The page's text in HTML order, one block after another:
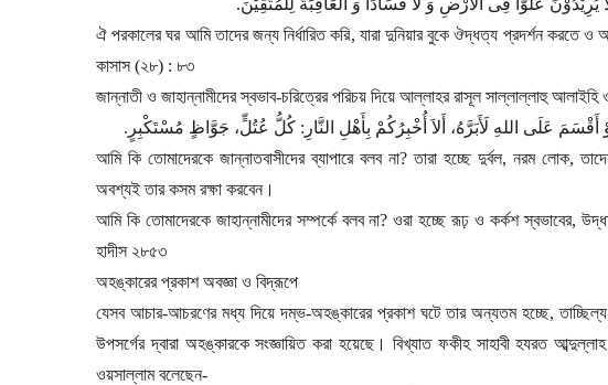
یُرِیْدُوْنَ عُلُوًّا فِی الْاَرْضِ وَ لَا فَسَادًا وَ الْعَاقِبَةُ لِلْمُتَّقِیْنَ.
ঐ পরকালের ঘর আমি তাদের জন্য নির্ধারিত করি, যারা দুনিয়ার বুকে ঔদ্ধত্য প্রদর্শন করতে ও
কাসাস (২৮) : ৮৩
জান্নাতী ও জাহান্নামীদের স্বভাব-চরিত্রের পরিচয় দিয়ে আল্লাহর রাসূল সাল্লাল্লাহু আলাইহি
عَلَى اللهِ لَأَبَرَّهُ، أَلاَ أُخْبِرُكُمْ بِأَهْلِ النَّارِ: كُلُّ عُتُلٍّ، جَوَّاظٍ مُسْتَكْبِرٍ .
আমি কি তোমাদেরকে জান্নাতবাসীদের ব্যাপারে বলব না?তারা হচ্ছে দুর্বল, নরম লোক,
অবশ্যই তার কসম রক্ষা করবেন।
আমি কি তোমাদেরকে জাহান্নামীদের সম্পর্কে বলব না?ওরা হচ্ছে রূঢ় ও কর্কশ স্বভাবের,
হাদীস ২৮৫৩
অহঙ্কারের প্রকাশ অবজ্ঞা ও বিদ্রূপে
যেসব আচার-আচরণের মধ্য দিয়ে দম্ভ-অহঙ্কারের প্রকাশ ঘটে তার অন্যতম হচ্ছে,তাচ্ছিল্য
উপসর্গের দ্বারা অহঙ্কারকে সংজ্ঞায়িত করা হয়েছে। বিখ্যাত ফকীহ সাহাবী হযরত
ওয়সাল্লাম বলেছেন-